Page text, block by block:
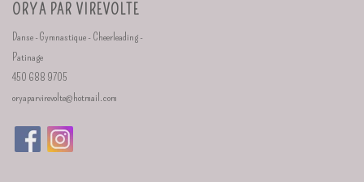
ORYA PAR VIREVOLTE
Danse - Gymnastique - Cheerleading -
Patinage
450 688 9705
oryaparvirevolte@hotmail.com